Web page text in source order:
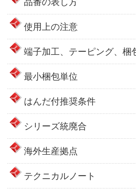
使用上の注意
端子加工、テーピング、梱
最小梱包単位
はんだ付推奨条件
シリーズ統廃合
海外生産拠点
テクニカルノート